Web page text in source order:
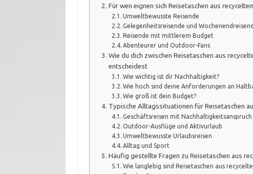
Für wen eignen sich Reisetaschen aus
Umweltbewusste Reisende
Gelegenheitsreisende und
Reisende mit mittlerem Budget
Abenteurer und Outdoor-Fans
Wie du dich zwischen Reisetaschen aus
entscheidest
Wie wichtig ist dir Nachhaltigkeit?
Wie hoch sind deine Anforderungen an
Wie groß ist dein Budget?
Typische Alltagssituationen für Reisetaschen
Geschäftsreisen mit Nachhaltigkeitsanspruch
Outdoor-Ausflüge und Aktivurlaub
Umweltbewusste Urlaubsreisen
Alltag und Sport
Häufig gestellte Fragen zu Reisetaschen aus
Wie langlebig sind Reisetaschen aus